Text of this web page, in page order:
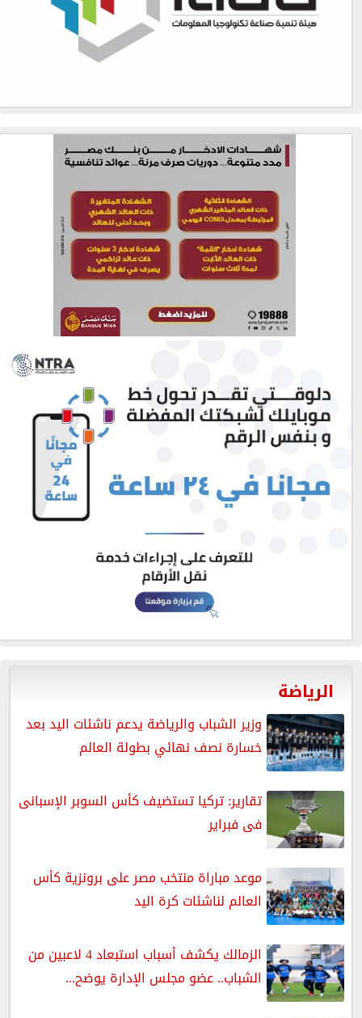
الرياضة
وزير الشباب والرياضة يدعم ناشئات اليد بعد
خسارة نصف نهائي بطولة العالم
تقارير: تركيا تستضيف كأس السوبر الإسبانى
فى فبراير
موعد مباراة منتخب مصر على برونزية كأس
العالم لناشئات كرة اليد
الزمالك يكشف أسباب استبعاد 4 لاعبين من
الشباب.. عضو مجلس الإدارة يوضح...